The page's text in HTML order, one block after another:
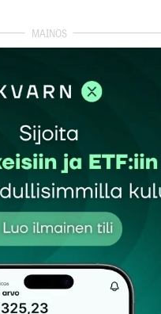
kentät on merkitty